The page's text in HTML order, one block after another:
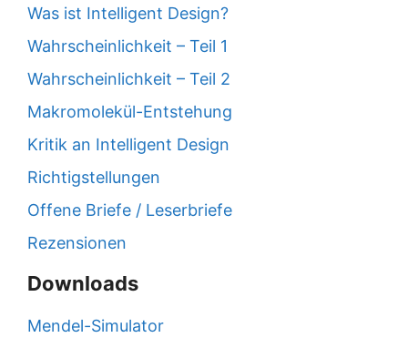
Was ist Intelligent Design?
Wahrscheinlichkeit – Teil 1
Wahrscheinlichkeit – Teil 2
Makromolekül-Entstehung
Kritik an Intelligent Design
Richtigstellungen
Offene Briefe / Leserbriefe
Rezensionen
Downloads
Mendel-Simulator